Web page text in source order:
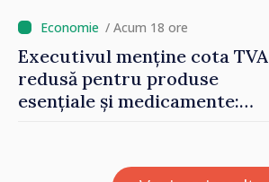
/ Acum 18 ore
Executivul menține cota TVA
redusă pentru produse
esențiale și medicamente:
bază al oamenilor”